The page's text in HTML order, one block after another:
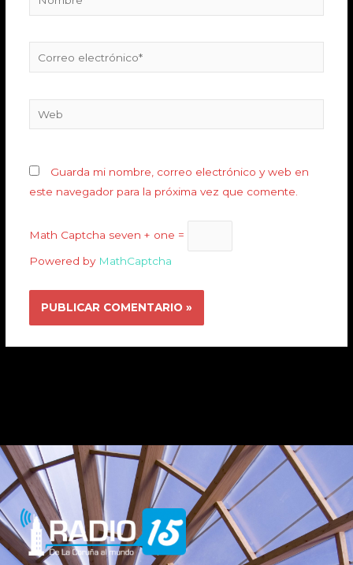
Guarda mi nombre, correo electrónico y web en
este navegador para la próxima vez que comente.
Math Captcha seven + one =
Powered by MathCaptcha